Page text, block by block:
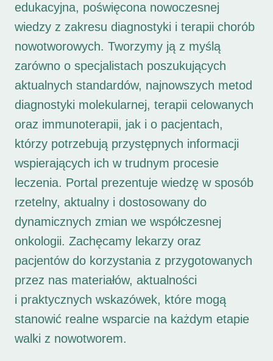
edukacyjna, poświęcona nowoczesnej
wiedzy z zakresu diagnostyki i terapii chorób
nowotworowych. Tworzymy ją z myślą
zarówno o specjalistach poszukujących
aktualnych standardów, najnowszych metod
diagnostyki molekularnej, terapii celowanych
oraz immunoterapii, jak i o pacjentach,
którzy potrzebują przystępnych informacji
wspierających ich w trudnym procesie
leczenia. Portal prezentuje wiedzę w sposób
rzetelny, aktualny i dostosowany do
dynamicznych zmian we współczesnej
onkologii. Zachęcamy lekarzy oraz
pacjentów do korzystania z przygotowanych
przez nas materiałów, aktualności
i praktycznych wskazówek, które mogą
stanowić realne wsparcie na każdym etapie
walki z nowotworem.